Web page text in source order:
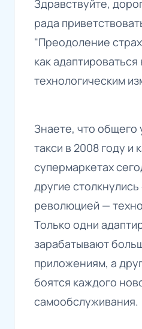
Здравствуйте,
рада
"Преодоление
как адаптироваться
технологическим
Знаете, что общего
такси в 2008 году и
супермаркетах
другие
революцией —
Только одни
зарабатывают
приложениям, а
боятся каждого
самообслуживания.